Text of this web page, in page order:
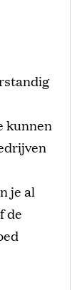
kunnen
je al
de